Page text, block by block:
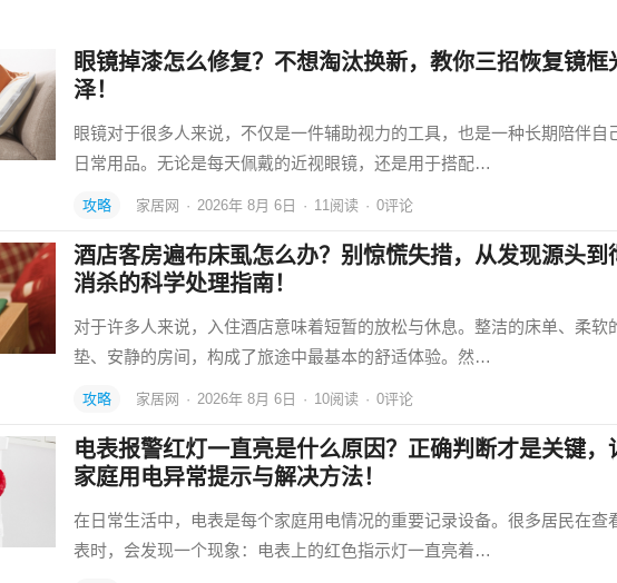
眼镜掉漆怎么修复？不想淘汰换新，教你三招恢复镜框
泽！
眼镜对于很多人来说，不仅是一件辅助视力的工具，也是一种长期陪伴自
日常用品。无论是每天佩戴的近视眼镜，还是用于搭配…
攻略 家居网 · 2026年 8月 6日 · 11阅读 · 0评论
酒店客房遍布床虱怎么办？别惊慌失措，从发现源头到
消杀的科学处理指南！
对于许多人来说，入住酒店意味着短暂的放松与休息。整洁的床单、柔软
垫、安静的房间，构成了旅途中最基本的舒适体验。然…
攻略 家居网 · 2026年 8月 6日 · 10阅读 · 0评论
电表报警红灯一直亮是什么原因？正确判断才是关键，
家庭用电异常提示与解决方法！
在日常生活中，电表是每个家庭用电情况的重要记录设备。很多居民在查
表时，会发现一个现象：电表上的红色指示灯一直亮着…